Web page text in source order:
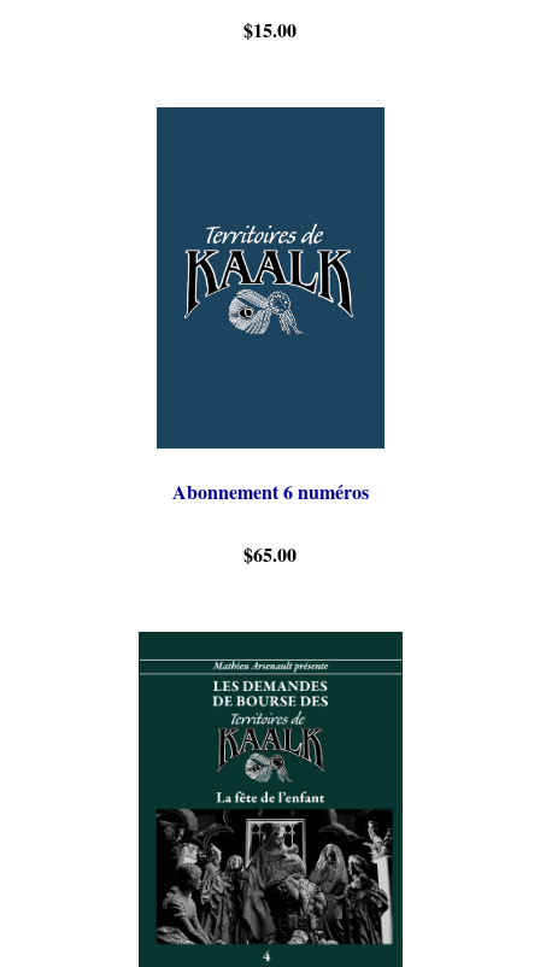
$15.00
Abonnement 6 numéros
$65.00